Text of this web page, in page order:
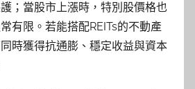
；當股市上漲時，特別股價格也
有限。若能搭配REITs的不動產
時獲得抗通膨、穩定收益與資本